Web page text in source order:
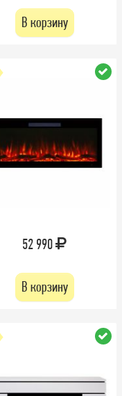
В корзину
52 990
В корзину